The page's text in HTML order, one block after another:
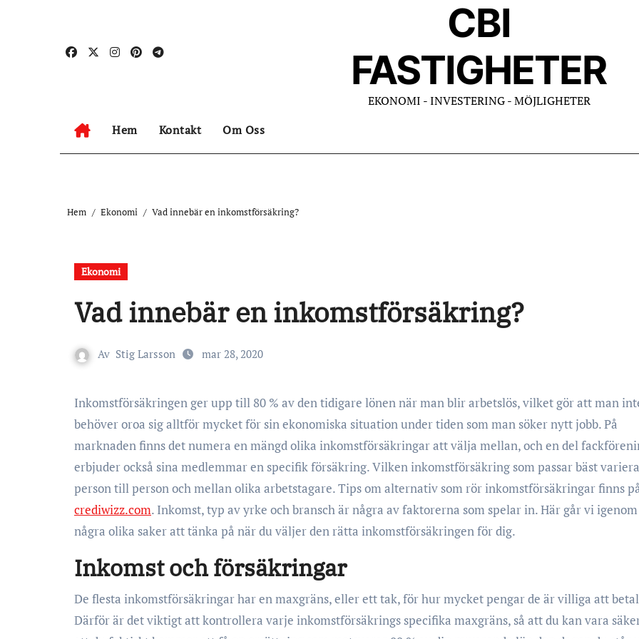
CBI
FASTIGHETER
EKONOMI - INVESTERING - MÖJLIGHETER
Hem Kontakt Om Oss
Hem Ekonomi Vad innebär en inkomstförsäkring?
Ekonomi
Vad innebär en inkomstförsäkring?
Av Stig Larsson mar 28, 2020
Inkomstförsäkringen ger upp till 80 % av den tidigare lönen när man blir arbetslös, vilket gör att man inte
behöver oroa sig alltför mycket för sin ekonomiska situation under tiden som man söker nytt jobb. På
marknaden finns det numera en mängd olika inkomstförsäkringar att välja mellan, och en del
erbjuder också sina medlemmar en specifik försäkring. Vilken inkomstförsäkring som passar bäst
person till person och mellan olika arbetstagare. Tips om alternativ som rör inkomstförsäkringar finns
crediwizz.com. Inkomst, typ av yrke och bransch är några av faktorerna som spelar in. Här går vi igenom
några olika saker att tänka på när du väljer den rätta inkomstförsäkringen för dig.
Inkomst och försäkringar
De flesta inkomstförsäkringar har en maxgräns, eller ett tak, för hur mycket pengar de är villiga att
Därför är det viktigt att kontrollera varje inkomstförsäkrings specifika maxgräns, så att du kan vara